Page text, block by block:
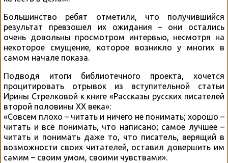
Большинство ребят отметили, что получившийся
результат превзошел их ожидания – они остались
очень довольны просмотром интервью, несмотря на
некоторое смущение, которое возникло у многих в
самом начале показа.
Подводя итоги библиотечного проекта, хочется
процитировать отрывок из вступительной статьи
Ирины Стрелковой к книге «Рассказы русских писателей
второй половины XX века»:
«Совсем плохо – читать и ничего не понимать; хорошо –
читать и всё понимать, что написано; самое лучшее –
читать и понимать даже то, что писатель, верящий в
возможности своих читателей, оставил довершить им
самим – своим умом, своими чувствами».